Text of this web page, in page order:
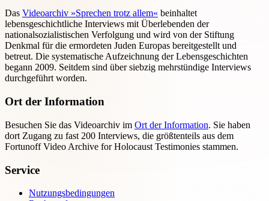
Das Videoarchiv »Sprechen trotz allem« beinhaltet
lebensgeschichtliche Interviews mit Überlebenden der
nationalsozialistischen Verfolgung und wird von der Stiftung
Denkmal für die ermordeten Juden Europas bereitgestellt und
betreut. Die systematische Aufzeichnung der Lebensgeschichten
begann 2009. Seitdem sind über siebzig mehrstündige Interviews
durchgeführt worden.
Ort der Information
Besuchen Sie das Videoarchiv im Ort der Information. Sie haben
dort Zugang zu fast 200 Interviews, die größtenteils aus dem
Fortunoff Video Archive for Holocaust Testimonies stammen.
Service
Nutzungsbedingungen